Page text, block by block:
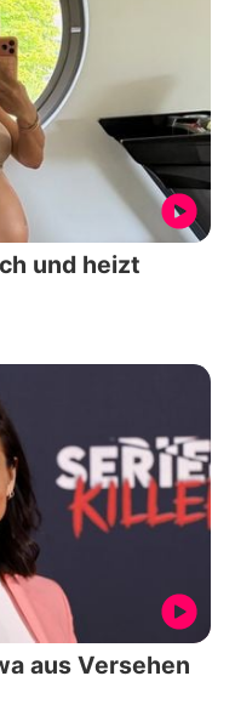
und heizt
aus Versehen